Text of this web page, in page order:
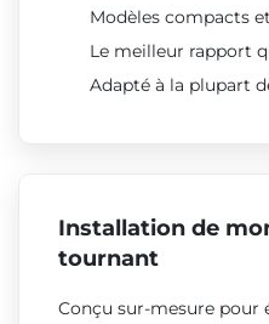
Modèles compacts
Le meilleur rapport
Adapté à la plupart
Installation de
tournant
Conçu sur-mesure pour